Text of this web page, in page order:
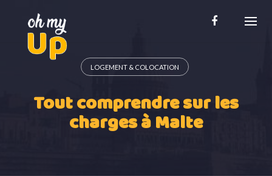
content
LOGEMENT & COLOCATION
Tout comprendre sur les
charges à Malte